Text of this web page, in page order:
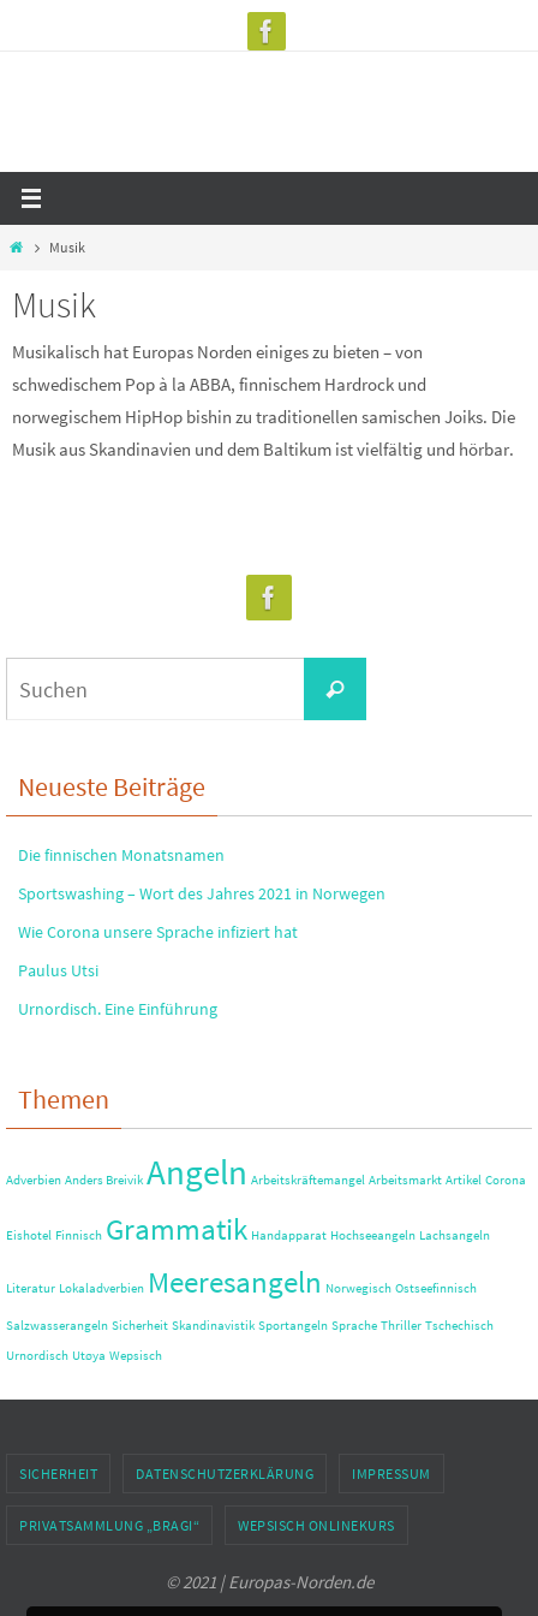
StartMusik
Musik
Musikalisch hat Europas Norden einiges zu bieten – von
schwedischem Pop à la ABBA, finnischem Hardrock und
norwegischem HipHop bishin zu traditionellen samischen Joiks. Die
Musik aus Skandinavien und dem Baltikum ist vielfältig und hörbar.
Suchen
Neueste Beiträge
Die finnischen Monatsnamen
Sportswashing – Wort des Jahres 2021 in Norwegen
Wie Corona unsere Sprache infiziert hat
Paulus Utsi
Urnordisch. Eine Einführung
Themen
Adverbien Anders Breivik Angeln Arbeitskräftemangel Arbeitsmarkt Artikel Corona
Eishotel Finnisch Grammatik Handapparat Hochseeangeln Lachsangeln
Literatur Lokaladverbien Meeresangeln Norwegisch Ostseefinnisch
Salzwasserangeln Sicherheit Skandinavistik Sportangeln Sprache Thriller Tschechisch
Urnordisch Utøya Wepsisch
SICHERHEIT DATENSCHUTZERKLÄRUNG IMPRESSUM
PRIVATSAMMLUNG „BRAGI“ WEPSISCH ONLINEKURS
© 2021 | Europas-Norden.de